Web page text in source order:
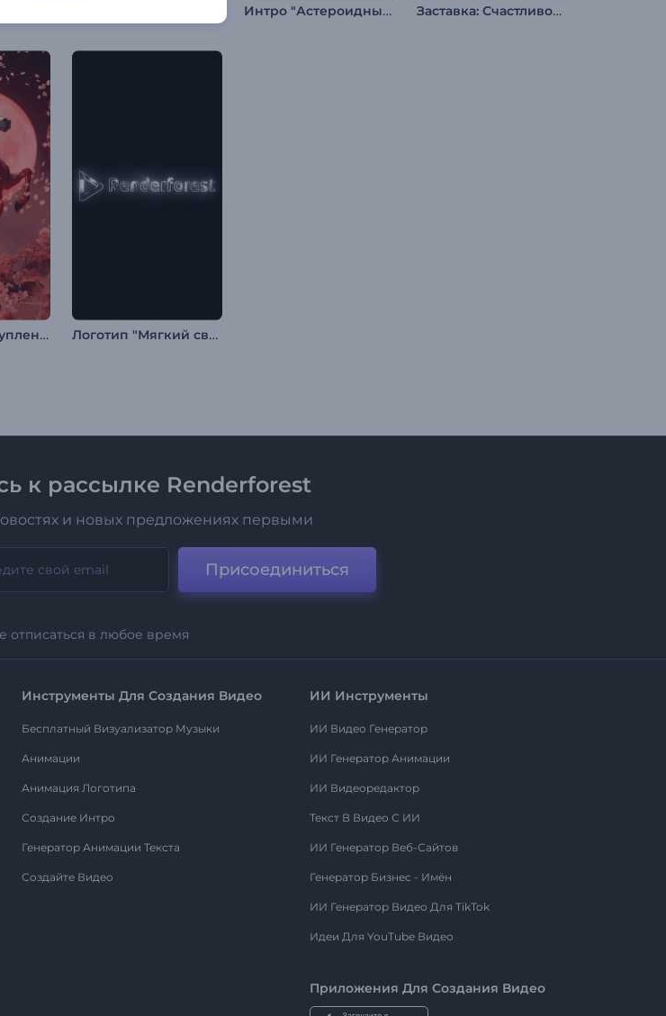
Интро "Астероидный Удар" Заставка: Счастливое Рождество
Сказочное вступление к китайскому Новому году Логотип "Мягкий свет"
к рассылке Renderforest
и новых предложениях первыми
Присоединиться
отписаться в любое время
Инструменты Для Создания Видео
Бесплатный Визуализатор Музыки
Анимации
Анимация Логотипа
Создание Интро
Генератор Анимации Текста
Создайте Видео
ИИ Инструменты
ИИ Видео Генератор
ИИ Генератор Анимации
ИИ Видеоредактор
Текст В Видео С ИИ
ИИ Генератор Веб-Сайтов
Генератор Бизнес - Имён
ИИ Генератор Видео Для TikTok
Идеи Для YouTube Видео
Приложения Для Создания Видео